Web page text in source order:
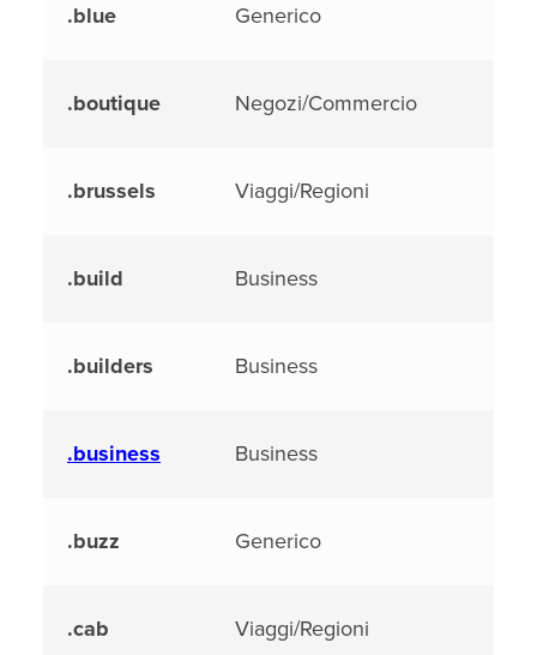
.blue Generico
.boutique Negozi/Commercio
.brussels Viaggi/Regioni
.build Business
.builders Business
.business Business
.buzz Generico
.cab Viaggi/Regioni